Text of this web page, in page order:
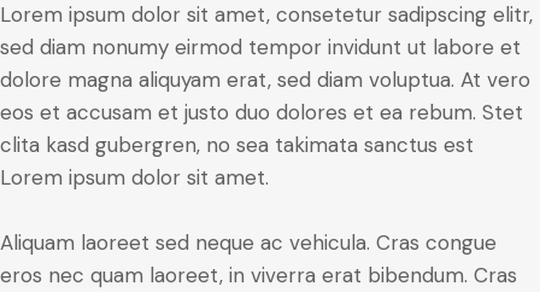
Lorem ipsum dolor sit amet, consetetur sadipscing elitr,
sed diam nonumy eirmod tempor invidunt ut labore et
dolore magna aliquyam erat, sed diam voluptua. At vero
eos et accusam et justo duo dolores et ea rebum. Stet
clita kasd gubergren, no sea takimata sanctus est
Lorem ipsum dolor sit amet.
Aliquam laoreet sed neque ac vehicula. Cras congue
eros nec quam laoreet, in viverra erat bibendum. Cras